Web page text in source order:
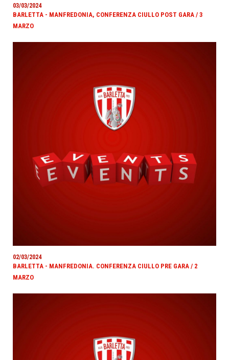
03/03/2024
BARLETTA - MANFREDONIA, CONFERENZA CIULLO POST GARA / 3
MARZO
02/03/2024
BARLETTA - MANFREDONIA. CONFERENZA CIULLO PRE GARA / 2
MARZO